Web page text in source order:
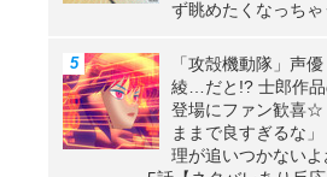
ず眺めたくなっち
「攻殻機動隊」声優
綾…だと!? 士郎作品
登場にファン歓喜☆
ままで良すぎるな
理が追いつかない